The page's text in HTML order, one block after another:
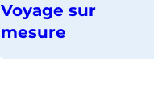
Voyage sur
mesure